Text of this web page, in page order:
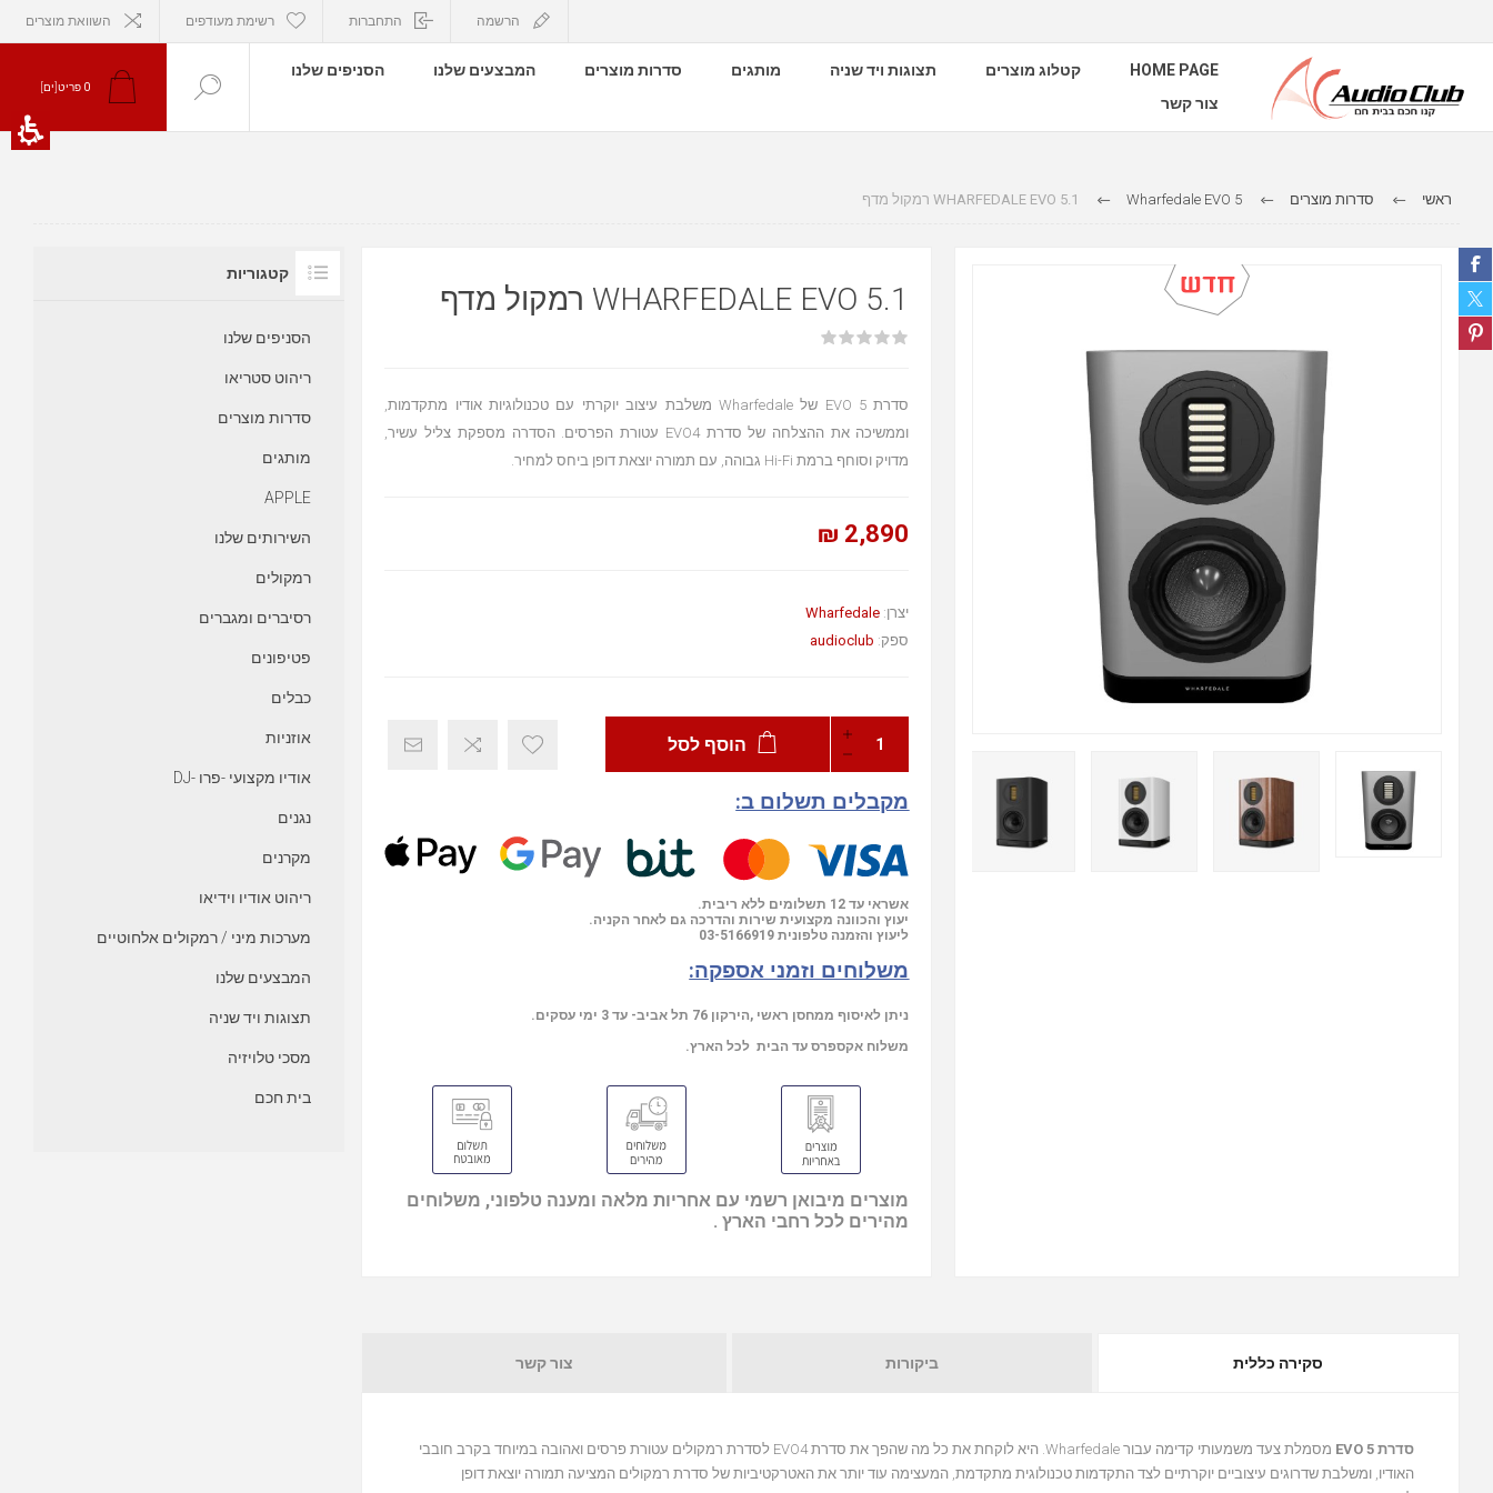
הרשמה התחברות רשימת מעודפים השוואת מוצרים
HOME PAGE קטלוג מוצרים תצוגות ויד שניה מותגים סדרות מוצרים המבצעים שלנו
הסניפים שלנו
צור קשר
0 פריט[ים]
ראשי סדרות מוצרים Wharfedale EVO 5 WHARFEDALE EVO 5.1 רמקול מדף
WHARFEDALE EVO 5.1 רמקול מדף
סדרת EVO 5 של Wharfedale משלבת עיצוב יוקרתי עם טכנולוגיות אודיו מתקדמות,
וממשיכה את ההצלחה של סדרת EVO4 עטורת הפרסים. הסדרה מספקת צליל עשיר,
מדויק וסוחף ברמת Hi-Fi גבוהה, עם תמורה יוצאת דופן ביחס למחיר.
2,890 ₪
יצרן: Wharfedale
ספק: audioclub
הוסף לסל
מקבלים תשלום ב:
אשראי עד 12 תשלומים ללא ריבית.
יעוץ והכוונה מקצועית שירות והדרכה גם לאחר הקניה.
ליעוץ והזמנה טלפונית 03-5166919
משלוחים וזמני אספקה:
ניתן לאיסוף ממחסן ראשי ,הירקון 76 תל אביב- עד 3 ימי עסקים.
משלוח אקספרס עד הבית לכל הארץ.
מוצרים מיבואן רשמי עם אחריות מלאה ומענה טלפוני, משלוחים
מהירים לכל רחבי הארץ .
סקירה כללית ביקורות צור קשר
סדרת EVO 5
מסמלת צעד משמעותי קדימה עבור Wharfedale. היא לוקחת את כל מה שהפך את סדרת EVO4 לסדרת רמקולים עטורת פרסים ואהובה במיוחד בקרב חובבי
האודיו, ומשלבת שדרוגים עיצוביים יוקרתיים לצד התקדמות טכנולוגית מתקדמת, המעצימה עוד יותר את האטרקטיביות של סדרת רמקולים המציעה תמורה יוצאת דופן
קטגוריות
הסניפים שלנו
ריהוט סטריאו
סדרות מוצרים
מותגים
APPLE
השירותים שלנו
רמקולים
רסיברים ומגברים
פטיפונים
כבלים
אוזניות
אודיו מקצועי -פרו -DJ
נגנים
מקרנים
ריהוט אודיו וידיאו
מערכות מיני / רמקולים אלחוטיים
המבצעים שלנו
תצוגות ויד שניה
מסכי טלויזיה
בית חכם